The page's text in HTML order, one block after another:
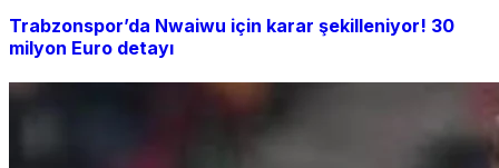
Trabzonspor’da Nwaiwu için karar şekilleniyor! 30
milyon Euro detayı